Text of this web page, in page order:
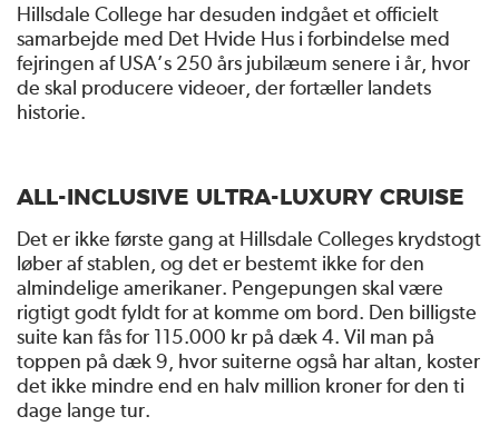
Hillsdale College har desuden indgået et officielt
samarbejde med Det Hvide Hus i forbindelse med
fejringen af USA’s 250 års jubilæum senere i år, hvor
de skal producere videoer, der fortæller landets
historie.
ALL-INCLUSIVE ULTRA-LUXURY CRUISE
Det er ikke første gang at Hillsdale Colleges krydstogt
løber af stablen, og det er bestemt ikke for den
almindelige amerikaner. Pengepungen skal være
rigtigt godt fyldt for at komme om bord. Den billigste
suite kan fås for 115.000 kr på dæk 4. Vil man på
toppen på dæk 9, hvor suiterne også har altan, koster
det ikke mindre end en halv million kroner for den ti
dage lange tur.